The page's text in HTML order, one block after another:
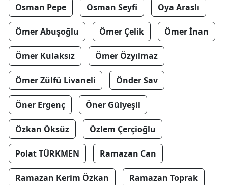
Osman Pepe Osman Seyfi Oya Araslı
Ömer Abuşoğlu Ömer Çelik Ömer İnan
Ömer Kulaksız Ömer Özyılmaz
Ömer Zülfü Livaneli Önder Sav
Öner Ergenç Öner Gülyeşil
Özkan Öksüz Özlem Çerçioğlu
Polat TÜRKMEN Ramazan Can
Ramazan Kerim Özkan Ramazan Toprak